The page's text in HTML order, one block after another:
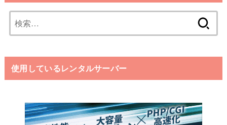
索:
使用しているレンタルサーバー